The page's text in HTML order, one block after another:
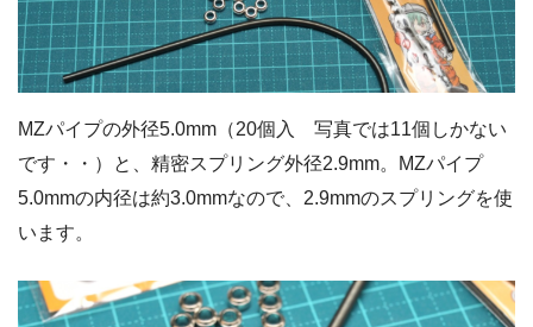
MZパイプの外径5.0mm（20個入 写真では11個しかない
です・・）と、精密スプリング外径2.9mm。MZパイプ
5.0mmの内径は約3.0mmなので、2.9mmのスプリングを使
います。